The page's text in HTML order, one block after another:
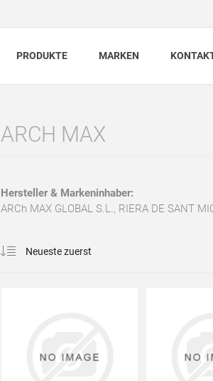
PRODUKTE MARKEN
ARCH MAX
Hersteller & Markeninhaber:
ARCh MAX GLOBAL S.L., RIERA DE SANT